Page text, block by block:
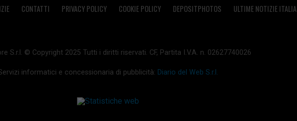
CONTATTI PRIVACY POLICY COOKIE POLICY DEPOSITPHOTOS ULTIME NOTIZIE ITALIA
S.r.l. © Copyright 2025 Tutti i diritti riservati. CF, Partita I.V.A. n. 02627740026
informatici e concessionaria di pubblicità: Diario del Web S.r.l.